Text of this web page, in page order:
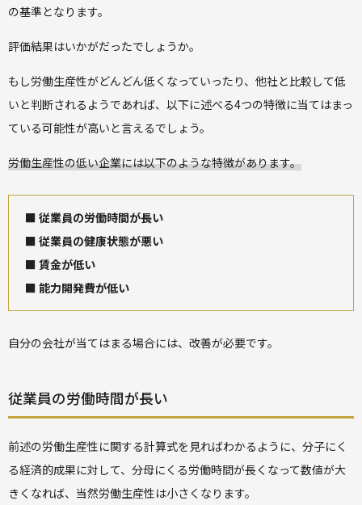
の基準となります。
評価結果はいかがだったでしょうか。
もし労働生産性がどんどん低くなっていったり、他社と比較して低
いと判断されるようであれば、以下に述べる4つの特徴に当てはまっ
ている可能性が高いと言えるでしょう。
労働生産性の低い企業には以下のような特徴があります。
■ 従業員の労働時間が長い
■ 従業員の健康状態が悪い
■ 賃金が低い
■ 能力開発費が低い
自分の会社が当てはまる場合には、改善が必要です。
従業員の労働時間が長い
前述の労働生産性に関する計算式を見ればわかるように、分子にく
る経済的成果に対して、分母にくる労働時間が長くなって数値が大
きくなれば、当然労働生産性は小さくなります。